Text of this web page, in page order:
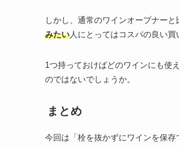
しかし、通常のワインオープナー
みたい人にとってはコスパの良い買
1つ持っておけばどのワインにも使
のではないでしょうか。
まとめ
今回は「栓を抜かずにワインを保存